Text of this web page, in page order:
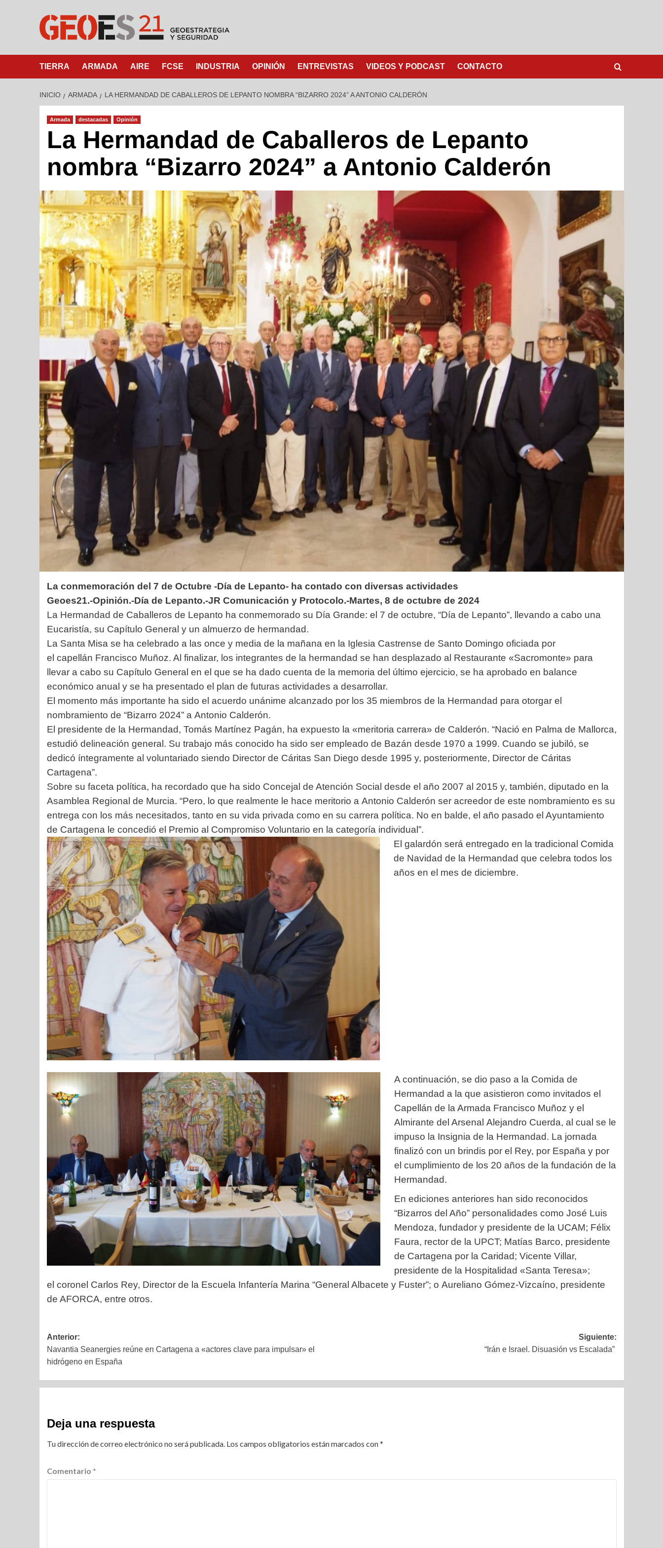
TIERRA ARMADA AIRE FCSE INDUSTRIA OPINIÓN ENTREVISTAS VIDEOS Y PODCAST CONTACTO
INICIO ARMADA LA HERMANDAD DE CABALLEROS DE LEPANTO NOMBRA “BIZARRO 2024” A ANTONIO CALDERÓN
Armada destacadas Opinión
La Hermandad de Caballeros de Lepanto
nombra “Bizarro 2024” a Antonio Calderón
La conmemoración del 7 de Octubre -Día de Lepanto- ha contado con diversas actividades
Geoes21.-Opinión.-Día de Lepanto.-JR Comunicación y Protocolo.-Martes, 8 de octubre de 2024
La Hermandad de Caballeros de Lepanto ha conmemorado su Día Grande: el 7 de octubre, “Día de Lepanto”, llevando a cabo una
Eucaristía, su Capítulo General y un almuerzo de hermandad.
La Santa Misa se ha celebrado a las once y media de la mañana en la Iglesia Castrense de Santo Domingo oficiada por
el capellán Francisco Muñoz. Al finalizar, los integrantes de la hermandad se han desplazado al Restaurante «Sacromonte» para
llevar a cabo su Capítulo General en el que se ha dado cuenta de la memoria del último ejercicio, se ha aprobado en balance
económico anual y se ha presentado el plan de futuras actividades a desarrollar.
El momento más importante ha sido el acuerdo unánime alcanzado por los 35 miembros de la Hermandad para otorgar el
nombramiento de “Bizarro 2024” a Antonio Calderón.
El presidente de la Hermandad, Tomás Martínez Pagán, ha expuesto la «meritoria carrera» de Calderón. “Nació en Palma de Mallorca,
estudió delineación general. Su trabajo más conocido ha sido ser empleado de Bazán desde 1970 a 1999. Cuando se jubiló, se
dedicó íntegramente al voluntariado siendo Director de Cáritas San Diego desde 1995 y, posteriormente, Director de Cáritas
Cartagena”.
Sobre su faceta política, ha recordado que ha sido Concejal de Atención Social desde el año 2007 al 2015 y, también, diputado en la
Asamblea Regional de Murcia. “Pero, lo que realmente le hace meritorio a Antonio Calderón ser acreedor de este nombramiento es su
entrega con los más necesitados, tanto en su vida privada como en su carrera política. No en balde, el año pasado el Ayuntamiento
de Cartagena le concedió el Premio al Compromiso Voluntario en la categoría individual”.
El galardón será entregado en la tradicional Comida
de Navidad de la Hermandad que celebra todos los
años en el mes de diciembre.
A continuación, se dio paso a la Comida de
Hermandad a la que asistieron como invitados el
Capellán de la Armada Francisco Muñoz y el
Almirante del Arsenal Alejandro Cuerda, al cual se le
impuso la Insignia de la Hermandad. La jornada
finalizó con un brindis por el Rey, por España y por
el cumplimiento de los 20 años de la fundación de la
Hermandad.
En ediciones anteriores han sido reconocidos
“Bizarros del Año” personalidades como José Luis
Mendoza, fundador y presidente de la UCAM; Félix
Faura, rector de la UPCT; Matías Barco, presidente
de Cartagena por la Caridad; Vicente Villar,
presidente de la Hospitalidad «Santa Teresa»;
el coronel Carlos Rey, Director de la Escuela Infantería Marina “General Albacete y Fuster”; o Aureliano Gómez-Vizcaíno, presidente
de AFORCA, entre otros.
Anterior:
Navantia Seanergies reúne en Cartagena a «actores clave para impulsar» el
hidrógeno en España
Siguiente:
“Irán e Israel. Disuasión vs Escalada”
Deja una respuesta
Tu dirección de correo electrónico no será publicada. Los campos obligatorios están marcados con*
Comentario *